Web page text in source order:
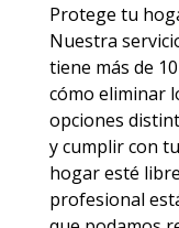
Protege tu
Nuestra
tiene más de
cómo eliminar
opciones
y cumplir con
hogar esté
profesional